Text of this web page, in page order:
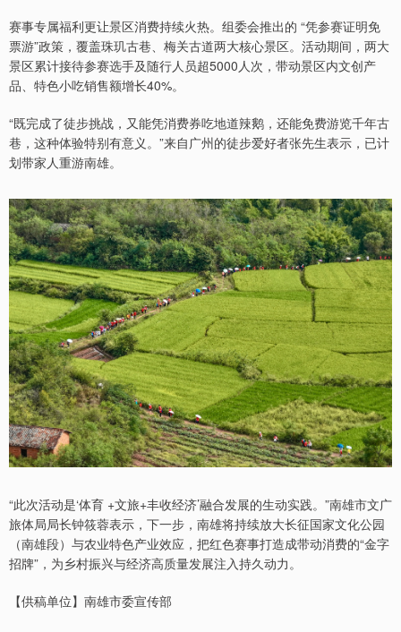
赛事专属福利更让景区消费持续火热。组委会推出的 “凭参赛证明免
票游”政策，覆盖珠玑古巷、梅关古道两大核心景区。活动期间，两大
景区累计接待参赛选手及随行人员超5000人次，带动景区内文创产
品、特色小吃销售额增长40%。
“既完成了徒步挑战，又能凭消费券吃地道辣鹅，还能免费游览千年古
巷，这种体验特别有意义。”来自广州的徒步爱好者张先生表示，已计
划带家人重游南雄。
“此次活动是‘体育 +文旅+丰收经济’融合发展的生动实践。”南雄市文广
旅体局局长钟筱蓉表示，下一步，南雄将持续放大长征国家文化公园
（南雄段）与农业特色产业效应，把红色赛事打造成带动消费的“金字
招牌”，为乡村振兴与经济高质量发展注入持久动力。
【供稿单位】南雄市委宣传部